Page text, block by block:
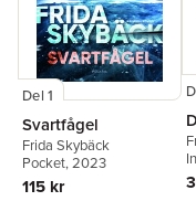
Del 1
Svartfågel
Frida Skybäck
Pocket, 2023
115 kr